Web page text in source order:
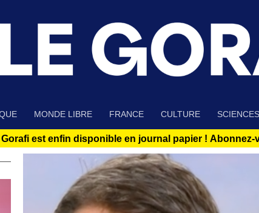
MONDE LIBRE FRANCE CULTURE SCIENCES
Gorafi est enfin disponible en journal papier ! Abonnez-